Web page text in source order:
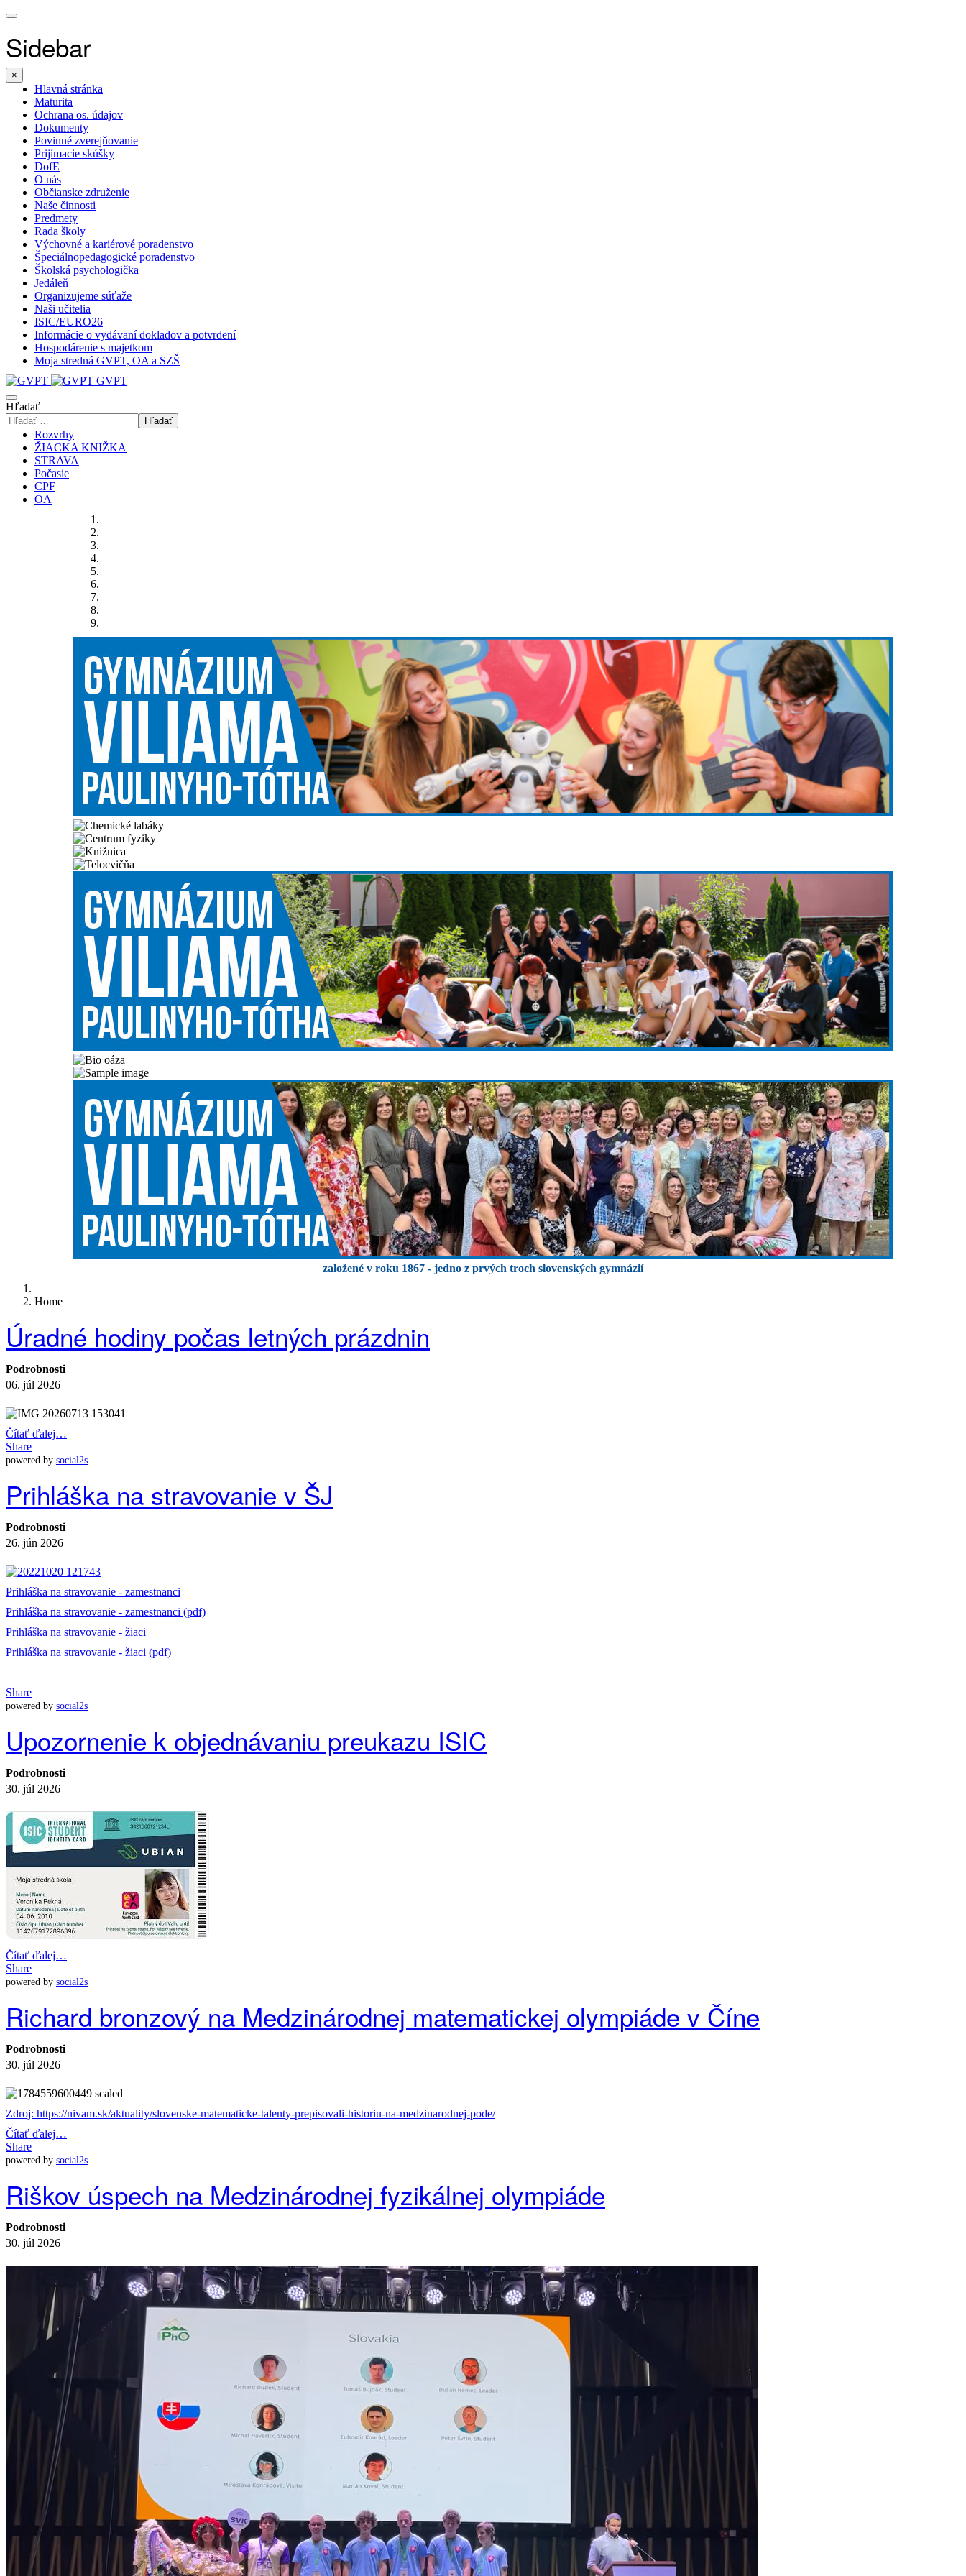
Sidebar
×
Hlavná stránka
Maturita
Ochrana os. údajov
Dokumenty
Povinné zverejňovanie
Prijímacie skúšky
DofE
O nás
Občianske združenie
Naše činnosti
Predmety
Rada školy
Výchovné a kariérové poradenstvo
Špeciálnopedagogické poradenstvo
Školská psychologička
Jedáleň
Organizujeme súťaže
Naši učitelia
ISIC/EURO26
Informácie o vydávaní dokladov a potvrdení
Hospodárenie s majetkom
Moja stredná GVPT, OA a SZŠ
GVPT
Hľadať
Hľadať
Rozvrhy
ŽIACKA KNIŽKA
STRAVA
Počasie
CPF
OA
založené v roku 1867 - jedno z prvých troch slovenských gymnázií
Home
Úradné hodiny počas letných prázdnin
Podrobnosti
06. júl 2026
Čítať ďalej…
Share
powered by social2s
Prihláška na stravovanie v ŠJ
Podrobnosti
26. jún 2026
Prihláška na stravovanie - zamestnanci
Prihláška na stravovanie - zamestnanci (pdf)
Prihláška na stravovanie - žiaci
Prihláška na stravovanie - žiaci (pdf)
Share
powered by social2s
Upozornenie k objednávaniu preukazu ISIC
Podrobnosti
30. júl 2026
Čítať ďalej…
Share
powered by social2s
Richard bronzový na Medzinárodnej matematickej olympiáde v Číne
Podrobnosti
30. júl 2026
Zdroj: https://nivam.sk/aktuality/slovenske-matematicke-talenty-prepisovali-historiu-na-medzinarodnej-pode/
Čítať ďalej…
Share
powered by social2s
Riškov úspech na Medzinárodnej fyzikálnej olympiáde
Podrobnosti
30. júl 2026